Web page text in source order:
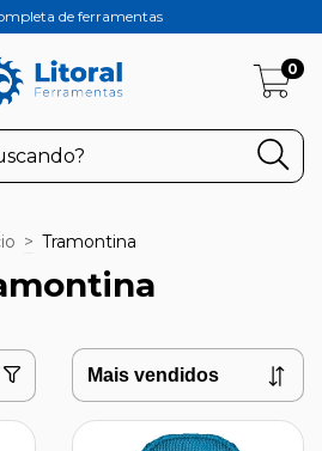
de ferramentas
0
> Tramontina